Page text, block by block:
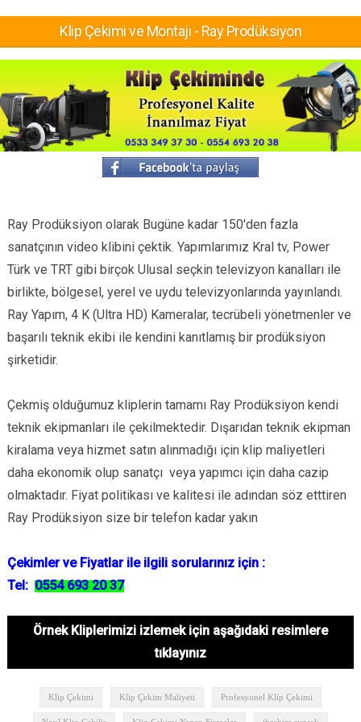
Klip Çekimi ve Montajı - Ray Prodüksiyon
Ray Prodüksiyon olarak Bugüne kadar 150′den fazla
sanatçının video klibini çektik. Yapımlarımız Kral tv, Power
Türk ve TRT gibi birçok Ulusal seçkin televizyon kanalları ile
birlikte, bölgesel, yerel ve uydu televizyonlarında yayınlandı.
Ray Yapım, 4 K (Ultra HD) Kameralar, tecrübeli yönetmenler ve
başarılı teknik ekibi ile kendini kanıtlamış bir prodüksiyon
şirketidir.
Çekmiş olduğumuz kliplerin tamamı Ray Prodüksiyon kendi
teknik ekipmanları ile çekilmektedir. Dışarıdan teknik ekipman
kiralama veya hizmet satın alınmadığı için klip maliyetleri
daha ekonomik olup sanatçı veya yapımcı için daha cazip
olmaktadır. Fiyat politikası ve kalitesi ile adından söz etttiren
Ray Prodüksiyon size bir telefon kadar yakın
Çekimler ve Fiyatlar ile ilgili sorularınız için :
Tel: 0554 693 20 37
Örnek Kliplerimizi izlemek için aşağıdaki resimlere
tıklayınız
Klip Çekimi Klip Çekim Maliyeti Profesyonel Klip Çekimi